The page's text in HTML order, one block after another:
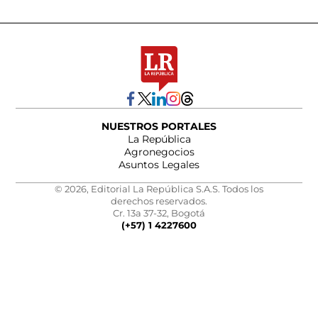
NUESTROS PORTALES
La República
Agronegocios
Asuntos Legales
© 2026, Editorial La República S.A.S. Todos los
derechos reservados.
Cr. 13a 37-32, Bogotá
(+57) 1 4227600